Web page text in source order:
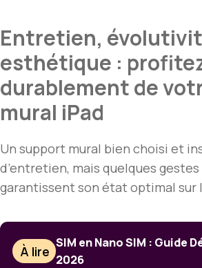
Entretien,
esthétique :
durablement de
mural iPad
Un support mural bien choisi et
d’entretien, mais quelques
garantissent son état optimal sur
À lire
SIM en Nano SIM : Guide
2026